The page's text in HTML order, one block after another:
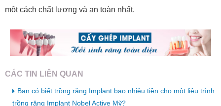
một cách chất lượng và an toàn nhất.
CÁC TIN LIÊN QUAN
Bạn có biết trồng răng Implant bao nhiêu tiền cho một liệu trình
trồng răng Implant Nobel Active Mỹ?